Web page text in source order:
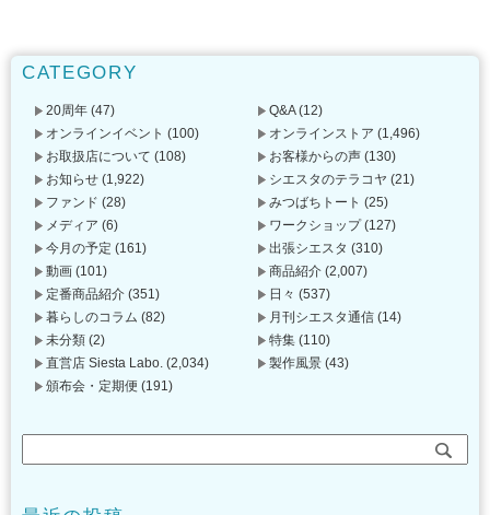
CATEGORY
20周年 (47) Q&A(12)
オンラインイベント (100) オンラインストア (1,496)
お取扱店について (108) お客様からの声 (130)
お知らせ (1,922) シエスタのテラコヤ (21)
ファンド (28) みつばちトート (25)
メディア (6) ワークショップ(127)
今月の予定 (161) 出張シエスタ (310)
動画 (101) 商品紹介 (2,007)
定番商品紹介 (351) 日々 (537)
暮らしのコラム (82) 月刊シエスタ通信 (14)
未分類 (2) 特集 (110)
直営店 Siesta Labo. (2,034) 製作風景 (43)
頒布会・定期便 (191)